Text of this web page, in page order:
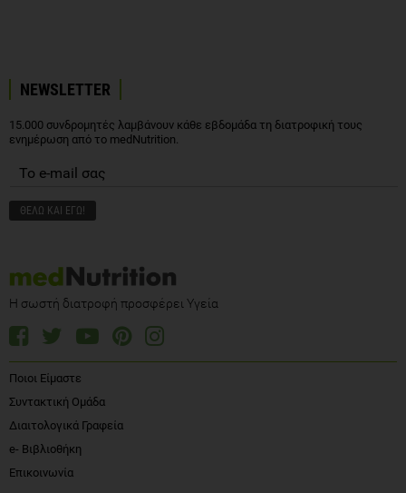
NEWSLETTER
15.000 συνδρομητές λαμβάνουν κάθε εβδομάδα τη διατροφική τους
ενημέρωση από το medNutrition.
Η σωστή διατροφή προσφέρει Υγεία
Ποιοι Είμαστε
Συντακτική Ομάδα
Διαιτολογικά Γραφεία
e- Βιβλιοθήκη
Επικοινωνία